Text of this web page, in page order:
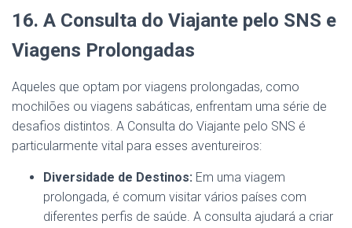
16. A Consulta do Viajante pelo SNS e
Viagens Prolongadas
Aqueles que optam por viagens prolongadas, como
mochilões ou viagens sabáticas, enfrentam uma série de
desafios distintos. A Consulta do Viajante pelo SNS é
particularmente vital para esses aventureiros:
Diversidade de Destinos: Em uma viagem
prolongada, é comum visitar vários países com
diferentes perfis de saúde. A consulta ajudará a criar